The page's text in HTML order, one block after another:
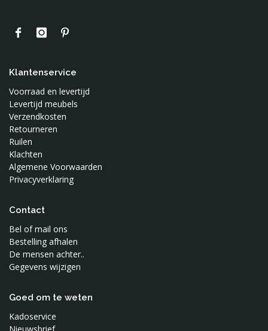
Klantenservice
Voorraad en levertijd
Levertijd meubels
Verzendkosten
Retourneren
Ruilen
Klachten
Algemene Voorwaarden
Privacyverklaring
Contact
Bel of mail ons
Bestelling afhalen
De mensen achter..
Gegevens wijzigen
Goed om te weten
Kadoservice